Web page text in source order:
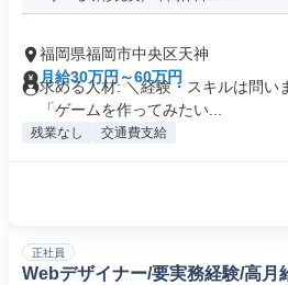
福岡県福岡市中央区天神
月給30万円～60万円
求める人材: ＼経験・スキルは問い
「ゲームを作ってみたい...
残業なし 交通費支給
正社員
Webデザイナー/要実務経験/高月